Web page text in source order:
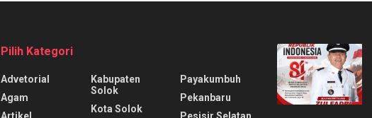
Pilih Kategori
Advetorial
Agam
Artikel
Kabupaten
Solok
Kota Solok
Payakumbuh
Pekanbaru
Pesisir Selatan